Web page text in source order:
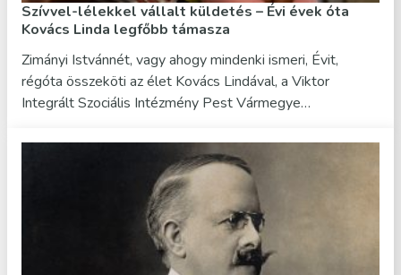
Szívvel-lélekkel vállalt küldetés – Évi évek óta
Kovács Linda legfőbb támasza
Zimányi Istvánnét, vagy ahogy mindenki ismeri, Évit,
régóta összeköti az élet Kovács Lindával, a Viktor
Integrált Szociális Intézmény Pest Vármegye…